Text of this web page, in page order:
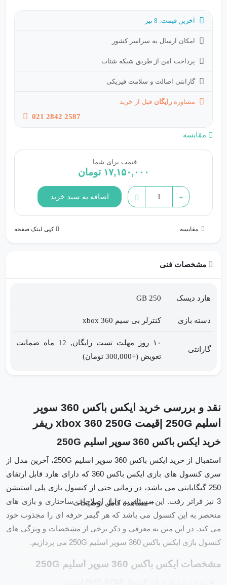
آخرین قیمت: 8 تیر
امکان ارسال به سراسر کشور
پرداخت امن از طریق شبکه شتاب
گارانتی اصالت و سلامت فیزیکی
مشاوره رایگان قبل از خرید
021 2842 2587
مقایسه
قیمت برای شما:
۱۷,۱۵۰,۰۰۰ تومان
خرید
ایکس
360
اسلیم
قیمت
xbox
اضافه به سبد خرید
مقایسه کپی لینک صفحه
مشخصات فنی
هارد دیسک 250 GB
دسته بازی کنترلر بی سیم xbox 360
گارانتی
۱۰ روز مهلت تست رایگان, 12 ماه ضمانت
تعویض (+300,000 تومان)
نقد و بررسی خرید ایکس باکس 360 سوپر
اسلیم 250G |قیمت xbox 360 250G ریفر
خرید ایکس باکس 360 سوپر اسلیم 250G
استقبال از خرید ایکس باکس 360 سوپر اسلیم 250G، آخرین مدل از
سری کنسول های بازی ایکس باکس 360 که دارای هارد قابل ارتقای
250 گیگابایتی می باشد، در زمانی حتی از کنسول بازی پلی استیشن
3 نیز فراتر رفت. این مسئله به دلیل اصلاحات ساختاری و بازی های
منحصر به این کنسول می باشد که هر گیمر حرفه ای را مجذوب خود
می کند. در این متن به معرفی و ذکر برخی از مشخصات و ویژگی های
کنسول بازی ایکس باکس 360 سوپر اسلیم 250G می پردازیم.
مشخصات ایکس باکس 360 سوپر اسلیم 250G